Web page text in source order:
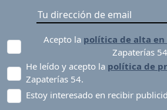
Acepto la política de alta
Zapaterías
He leído y acepto la política de
Zapaterías 54.
Estoy interesado en recibir